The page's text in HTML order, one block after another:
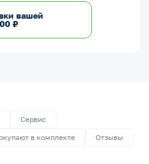
вашей
₽
Сервис
в комплекте Отзывы